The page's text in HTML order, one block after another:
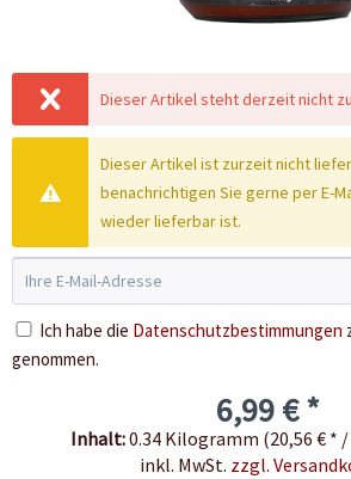
Dieser Artikel steht derzeit nicht
Dieser Artikel ist zurzeit nicht
benachrichtigen Sie gerne per E-
wieder lieferbar ist.
Ich habe die Datenschutzbestimmungen
genommen.
6,99 € *
Inhalt:0.34 Kilogramm (20,56 € *
inkl. MwSt. zzgl.